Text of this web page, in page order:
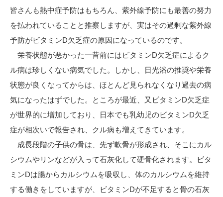
皆さんも熱中症予防はもちろん、紫外線予防にも最善の努力
を払われていることと推察しますが、実はその過剰な紫外線
予防がビタミンD欠乏症の原因になっているのです。
栄養状態が悪かった一昔前にはビタミンD欠乏症によるク
ル病は珍しくない病気でした。しかし、日光浴の推奨や栄養
状態が良くなってからは、ほとんど見られなくなり過去の病
気になったはずでした。ところが最近、又ビタミンD欠乏症
が世界的に増加しており、日本でも乳幼児のビタミンD欠乏
症が相次いで報告され、クル病も増えてきています。
成長段階の子供の骨は、先ず軟骨が形成され、そこにカル
シウムやリンなどが入って石灰化して硬骨化されます。ビタ
ミンDは腸からカルシウムを吸収し、体のカルシウムを維持
する働きをしていますが、ビタミンDが不足すると骨の石灰